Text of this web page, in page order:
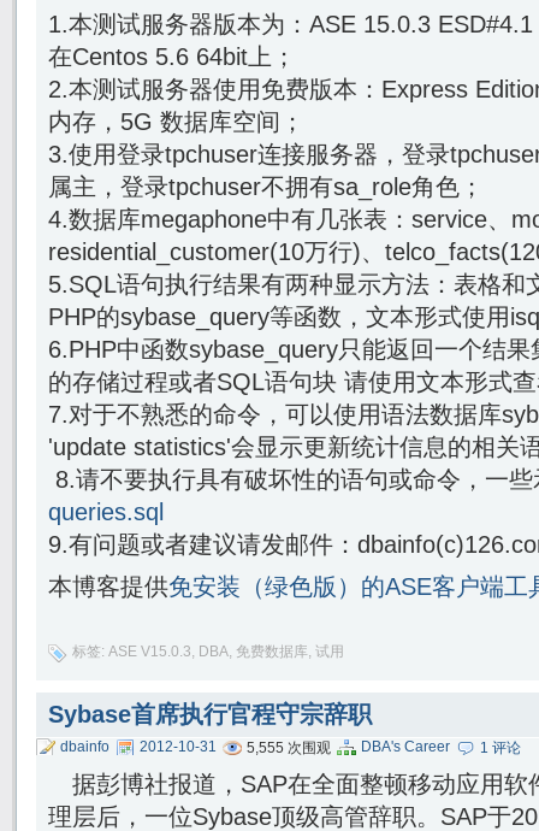
1.本测试服务器版本为：ASE 15.0.3
在Centos 5.6 64bit上；
2.本测试服务器使用免费版本：Express
内存，5G 数据库空间；
3.使用登录tpchuser连接服务器，登录
属主，登录tpchuser不拥有sa_role角色；
4.数据库megaphone中有几张表：service、
residential_customer(10万行)、
5.SQL语句执行结果有两种显示方法：表格和
PHP的sybase_query等函数，文本形式使用
6.PHP中函数sybase_query只能返回一个结
的存储过程或者SQL语句块 请使用文本形式
7.对于不熟悉的命令，可以使用语法数据库
'update statistics'会显示更新统计信息的相关
8.请不要执行具有破坏性的语句或命令，一
queries.sql
9.有问题或者建议请发邮件：
本博客提供免安装（绿色版）的ASE客户端工
标签: ASE V15.0.3, DBA, 免费数据库, 试用
Sybase首席执行官程守宗辞职
dbainfo 2012-10-31 5,555 次围观 DBA's Career 1 评论
据彭博社报道，SAP在全面整顿移动应用软
理层后，一位Sybase顶级高管辞职。SAP于